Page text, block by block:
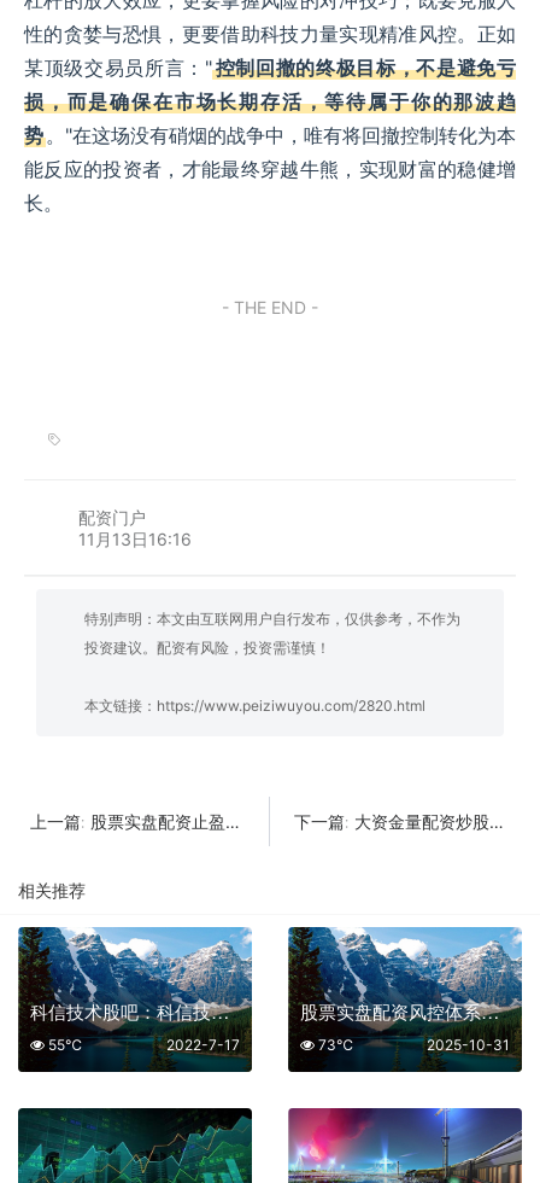
性的贪婪与恐惧，更要借助科技力量实现精准风控。正如
某顶级交易员所言："控制回撤的终极目标，不是避免亏
损，而是确保在市场长期存活，等待属于你的那波趋
势。"在这场没有硝烟的战争中，唯有将回撤控制转化为本
能反应的投资者，才能最终穿越牛熊，实现财富的稳健增
长。
- THE END -
配资门户
11月13日16:16
特别声明：本文由互联网用户自行发布，仅供参考，不作为
投资建议。配资有风险，投资需谨慎！
本文链接： https://www.peiziwuyou.com/2820.html
上一篇: 股票实盘配资止盈止损设置：非法场景下的风控徒劳与合规指南 下一篇: 大资金量配资炒股平台：赋能您的资本，放大投资格局
相关推荐
科信技术股吧：科信技术股票前景分析
2022-7-17
55℃
股票实盘配资风控体系：核心逻辑与运作全解析
2025-10-31
73℃